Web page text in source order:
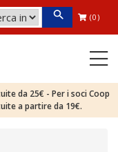
(0)
da 25€ - Per i soci Coop
a partire da 19€.